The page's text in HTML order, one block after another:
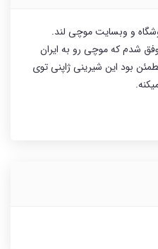
و وبسایت موچی لند.
خوشحالم که از سال 2016 موفق شدم که موچی رو به ایران
بود این شیرینی ژاپنی توی